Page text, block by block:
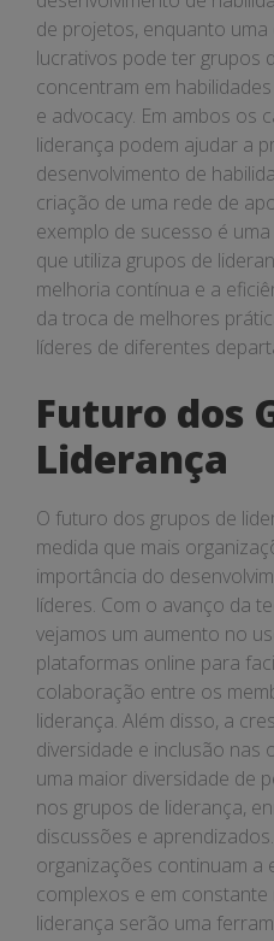
de projetos, enquanto
lucrativos pode ter grupos
concentram em
e advocacy. Em ambos os
liderança podem ajudar a
desenvolvimento de
criação de uma rede de
exemplo de sucesso é
que utiliza grupos de
melhoria contínua e a
da troca de melhores
líderes de diferentes
Futuro dos
Liderança
O futuro dos grupos de
medida que mais
importância do
líderes. Com o avanço da
vejamos um aumento no
plataformas online para
colaboração entre os
liderança. Além disso, a
diversidade e inclusão nas
uma maior diversidade de
nos grupos de liderança,
discussões e
organizações continuam a
complexos e em
liderança serão uma